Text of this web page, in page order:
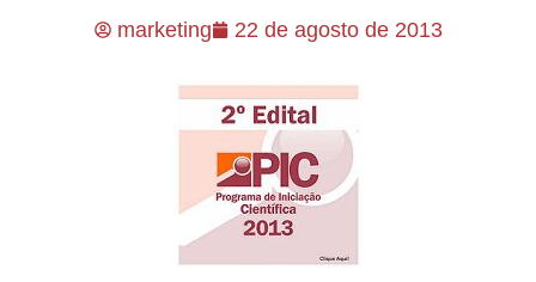
marketing 22 de agosto de 2013